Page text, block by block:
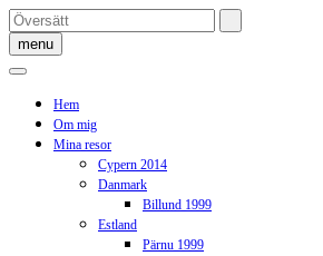
Skip
to
content
menu
Hem
Om mig
Mina resor
Cypern 2014
Danmark
Billund 1999
Estland
Pärnu 1999